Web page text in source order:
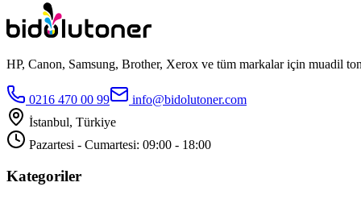
HP, Canon, Samsung, Brother, Xerox ve tüm markalar için muadil
0216 470 00 99
info@bidolutoner.com
İstanbul, Türkiye
Pazartesi - Cumartesi: 09:00 - 18:00
Kategoriler